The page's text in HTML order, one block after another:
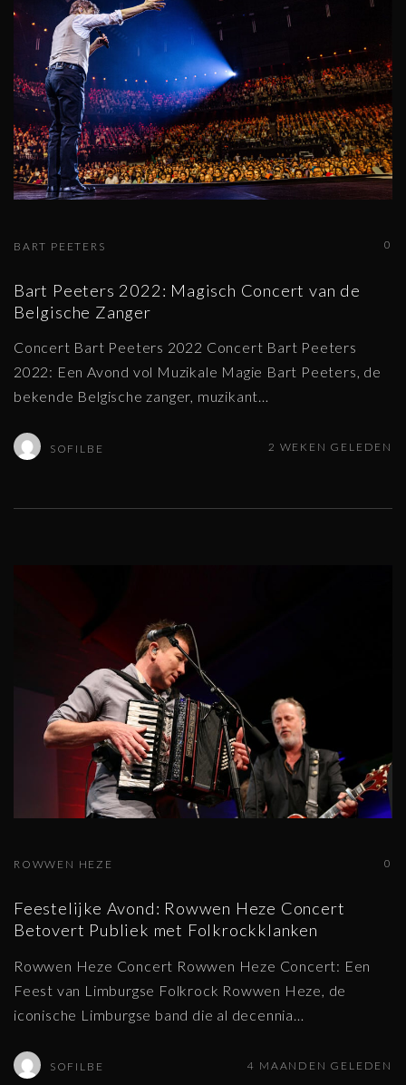
0
BART PEETERS
Bart Peeters 2022: Magisch Concert van de
Belgische Zanger
Concert Bart Peeters 2022 Concert Bart Peeters
2022: Een Avond vol Muzikale Magie Bart Peeters, de
bekende Belgische zanger, muzikant…
SOFILBE 2 WEKEN GELEDEN
0
ROWWEN HEZE
Feestelijke Avond: Rowwen Heze Concert
Betovert Publiek met Folkrockklanken
Rowwen Heze Concert Rowwen Heze Concert: Een
Feest van Limburgse Folkrock Rowwen Heze, de
iconische Limburgse band die al decennia…
SOFILBE 4 MAANDEN GELEDEN